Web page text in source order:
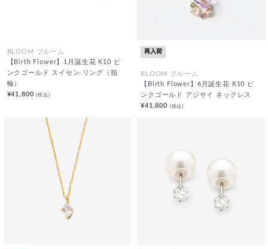
BLOOM ブルーム
【Birth Flower】1月誕生花 K10 ピ
ンクゴールド スイセン リング（指
輪）
¥41,800(税込)
再入荷
BLOOM ブルーム
【Birth Flower】6月誕生花 K10 ピ
ンクゴールド アジサイ ネックレス
¥41,800 (税込)